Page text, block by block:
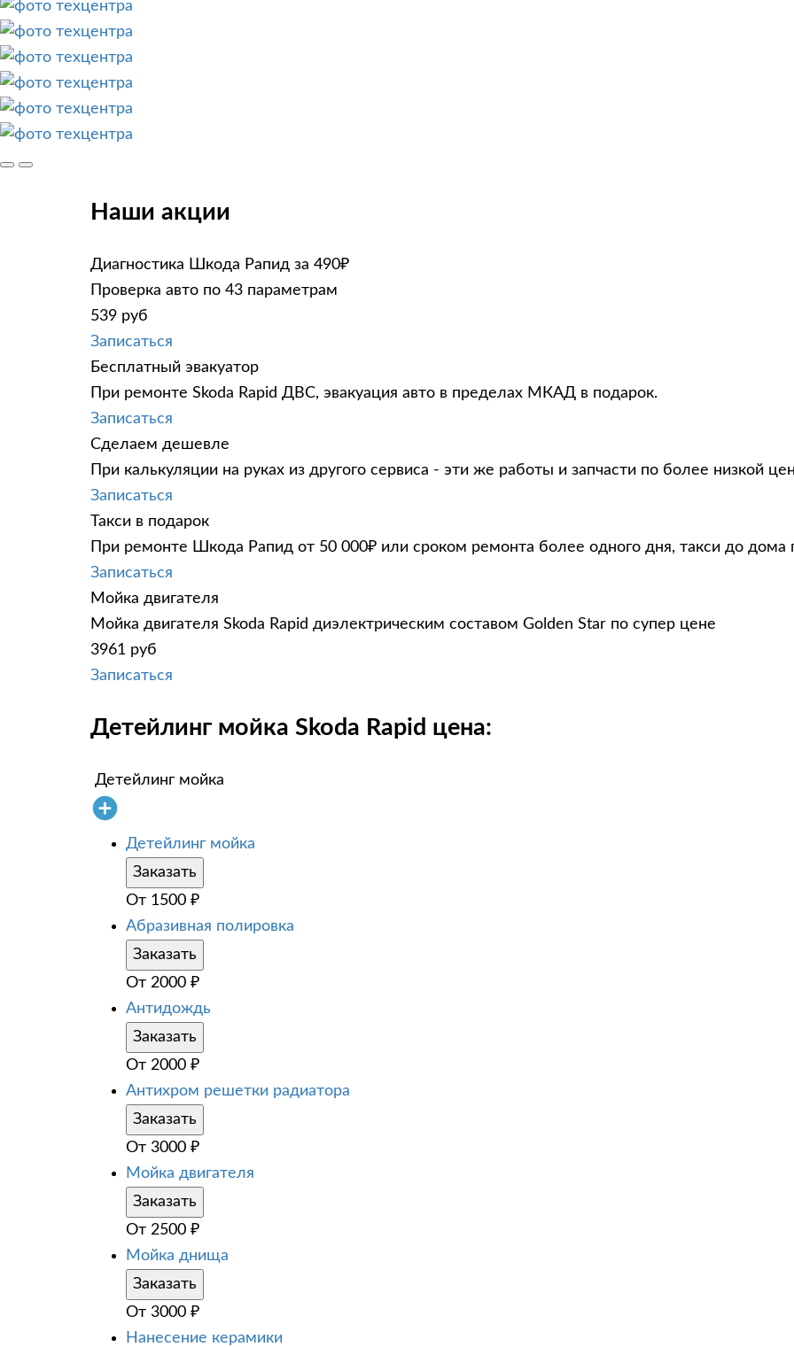
Наши акции
Диагностика Шкода Рапид за 490₽
Проверка авто по 43 параметрам
539 руб
Записаться
Бесплатный эвакуатор
При ремонте Skoda Rapid ДВС, эвакуация авто в пределах МКАД в подарок.
Записаться
Сделаем дешевле
При калькуляции на руках из другого сервиса - эти же работы и запчасти по более низкой
Записаться
Такси в подарок
При ремонте Шкода Рапид от 50 000₽ или сроком ремонта более одного дня, такси до дома
Записаться
Мойка двигателя
Мойка двигателя Skoda Rapid диэлектрическим составом Golden Star по супер цене
3961 руб
Записаться
Детейлинг мойка Skoda Rapid цена:
Детейлинг мойка
Детейлинг мойка
Заказать
От 1500 ₽
Абразивная полировка
Заказать
От 2000 ₽
Антидождь
Заказать
От 2000 ₽
Антихром решетки радиатора
Заказать
От 3000 ₽
Мойка двигателя
Заказать
От 2500 ₽
Мойка днища
Заказать
От 3000 ₽
Нанесение керамики